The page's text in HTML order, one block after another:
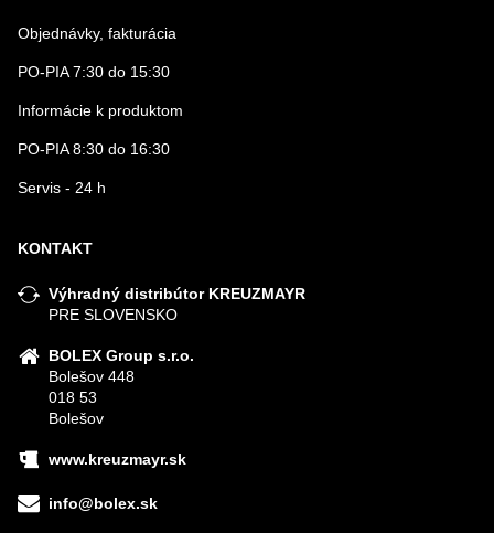
Objednávky, fakturácia
PO-PIA 7:30 do 15:30
Informácie k produktom
PO-PIA 8:30 do 16:30
Servis - 24 h
KONTAKT
Výhradný distribútor KREUZMAYR
PRE SLOVENSKO
BOLEX Group s.r.o.
Bolešov 448
018 53
Bolešov
www.kreuzmayr.sk
info@bolex.sk